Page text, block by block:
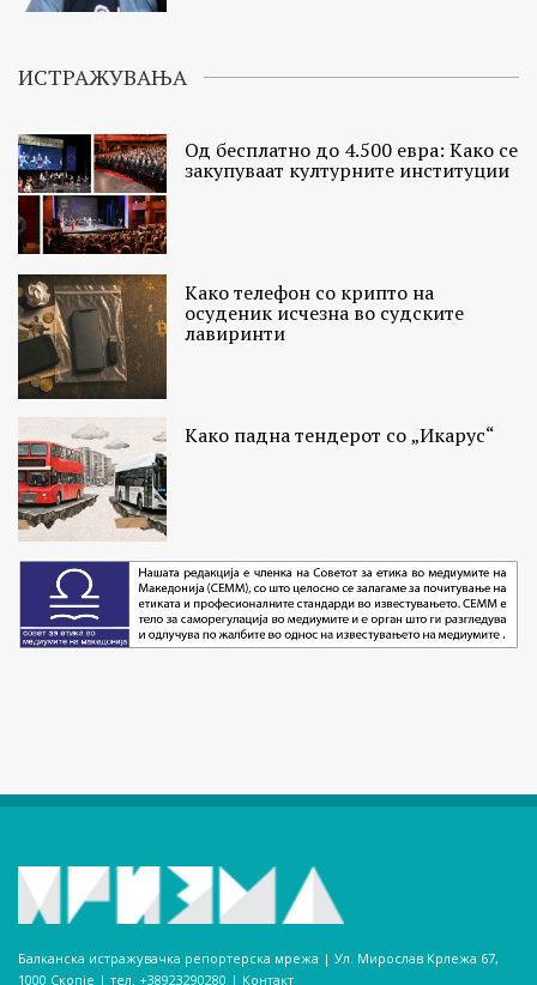
ИСТРАЖУВАЊА
Од бесплатно до 4.500 евра: Како се
закупуваат културните институции
Како телефон со крипто на
осуденик исчезна во судските
лавиринти
Како падна тендерот со „Икарус“
Балканска истражувачка репортерска мрежа | Ул. Мирослав Крлежа 67,
1000 Скопје | тел. +38923290280­ | Контакт